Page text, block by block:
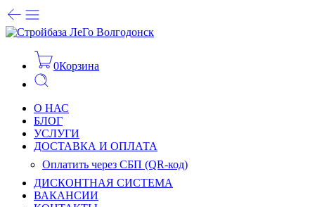
0Корзина
О НАС
БЛОГ
УСЛУГИ
ДОСТАВКА И ОПЛАТА
Оплатить через СБП (QR-код)
ДИСКОНТНАЯ СИСТЕМА
ВАКАНСИИ